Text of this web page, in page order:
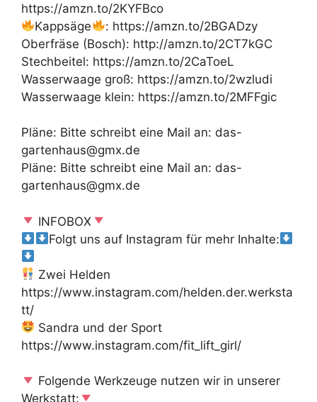
https://amzn.to/2KYFBco
Kappsäge
: https://amzn.to/2BGADzy
Oberfräse (Bosch): http://amzn.to/2CT7kGC
Stechbeitel: https://amzn.to/2CaToeL
Wasserwaage groß: https://amzn.to/2wzludi
Wasserwaage klein: https://amzn.to/2MFFgic
Pläne: Bitte schreibt eine Mail an: das-
gartenhaus@gmx.de
Pläne: Bitte schreibt eine Mail an: das-
gartenhaus@gmx.de
INFOBOX
Folgt uns auf Instagram für mehr Inhalte:
Zwei Helden
https://www.instagram.com/helden.der.werksta
tt/
Sandra und der Sport
https://www.instagram.com/fit_lift_girl/
Folgende Werkzeuge nutzen wir in unserer
Werkstatt: